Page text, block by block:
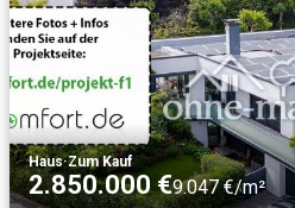
Haus·Zum Kauf
2.850.000 €9.047 €/m²